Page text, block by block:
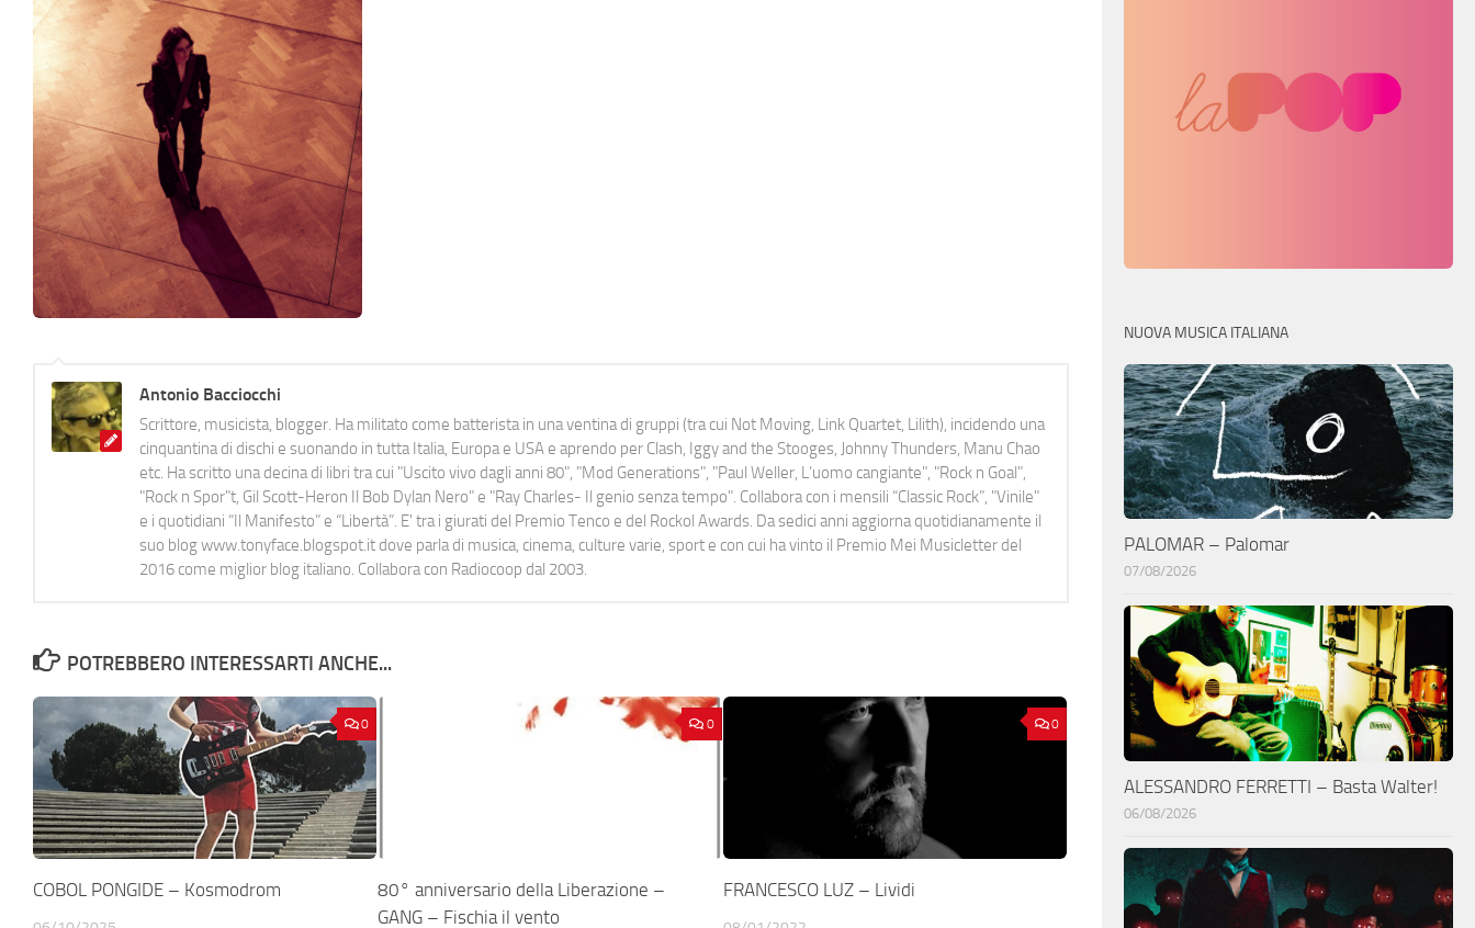
Antonio Bacciocchi
Scrittore, musicista, blogger. Ha militato come batterista in una ventina di gruppi (tra cui Not Moving, Link Quartet, Lilith), incidendo una
cinquantina di dischi e suonando in tutta Italia, Europa e USA e aprendo per Clash, Iggy and the Stooges, Johnny Thunders, Manu Chao
etc. Ha scritto una decina di libri tra cui "Uscito vivo dagli anni 80", "Mod Generations", "Paul Weller, L’uomo cangiante", "Rock n Goal",
"Rock n Spor"t, Gil Scott-Heron Il Bob Dylan Nero" e "Ray Charles- Il genio senza tempo". Collabora con i mensili “Classic Rock”, "Vinile"
e i quotidiani “Il Manifesto” e “Libertà”. E' tra i giurati del Premio Tenco e del Rockol Awards. Da sedici anni aggiorna quotidianamente il
suo blog www.tonyface.blogspot.it dove parla di musica, cinema, culture varie, sport e con cui ha vinto il Premio Mei Musicletter del
2016 come miglior blog italiano. Collabora con Radiocoop dal 2003.
POTREBBERO INTERESSARTI ANCHE...
0
COBOL PONGIDE – Kosmodrom
0
80° anniversario della Liberazione –
GANG – Fischia il vento
0
FRANCESCO LUZ – Lividi
NUOVA MUSICA ITALIANA
PALOMAR – Palomar
07/08/2026
ALESSANDRO FERRETTI – Basta Walter!
06/08/2026